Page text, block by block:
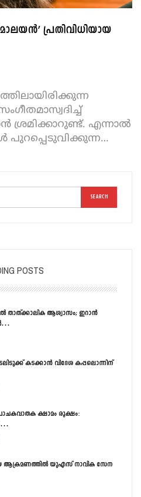
പ്രതിവിധിയായ
ശ്രമിക്കാറുണ്ട്. എന്നാല്‍
പുറപ്പെടുവിക്കുന്ന…
POSTS
താത്ക്കാലിക ആശ്വാസം; ഇറാൻ
കടക്കാൻ വിദേശ കപ്പലൊന്നിന്
ക്ഷാമം രൂക്ഷം:
ആക്രമണത്തിൽ യുഎസ് നാവിക സേന